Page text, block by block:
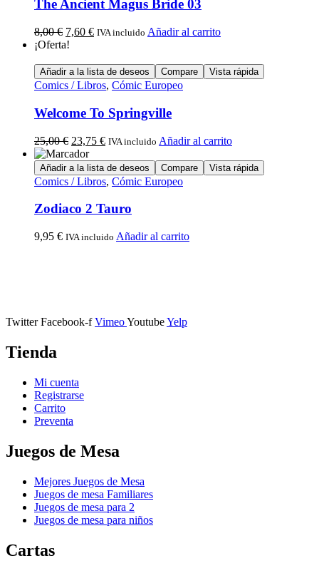
The Ancient Magus Bride 03
8,00€ 7,60 € IVA incluido Añadir al carrito
¡Oferta!
Añadir a la lista de deseos Compare Vista rápida
Comics / Libros, Cómic Europeo
Welcome To Springville
25,00€ 23,75 € IVA incluido Añadir al carrito
Añadir a la lista de deseos Compare Vista rápida
Comics / Libros, Cómic Europeo
Zodiaco 2 Tauro
9,95 € IVA incluido Añadir al carrito
Twitter Facebook-f VimeoYoutubeYelp
Tienda
Mi cuenta
Registrarse
Carrito
Preventa
Juegos de Mesa
Mejores Juegos de Mesa
Juegos de mesa Familiares
Juegos de mesa para 2
Juegos de mesa para niños
Cartas